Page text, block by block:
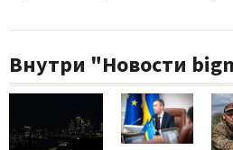
Внутри "Новости